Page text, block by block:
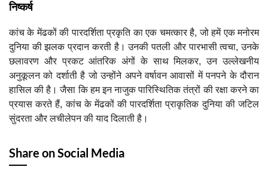
निष्कर्ष
कांच के मेंढकों की पारदर्शिता प्रकृति का एक चमत्कार है, जो हमें एक मनोरम
दुनिया की झलक प्रदान करती है। उनकी पतली और पारभासी त्वचा, उनके
छलावरण और प्रकट आंतरिक अंगों के साथ मिलकर, उन उल्लेखनीय
अनुकूलन को दर्शाती है जो उन्होंने अपने वर्षावन आवासों में पनपने के दौरान
हासिल की है। जैसा कि हम इन नाजुक पारिस्थितिक तंत्रों की रक्षा करने का
प्रयास करते हैं, कांच के मेंढकों की पारदर्शिता प्राकृतिक दुनिया की जटिल
सुंदरता और लचीलेपन की याद दिलाती है।
Share on Social Media